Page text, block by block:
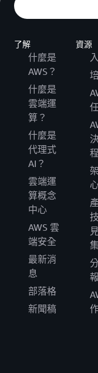
了解
什麼是
AWS？
什麼是
雲端運
算？
什麼是
代理式
AI？
雲端運
算概念
中心
AWS 雲
端安全
最新消
息
部落格
新聞稿
資源
集